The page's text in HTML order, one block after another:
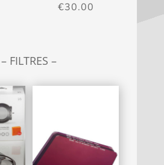
€30.00
– FILTRES –